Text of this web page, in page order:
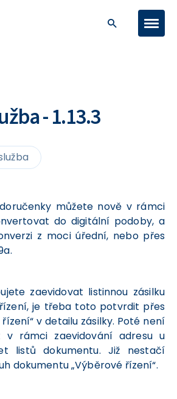
- 1.13.3
můžete nově v rámci
do digitální podoby, a
z moci úřední, nebo přes
zaevidovat listinnou zásilku
je třeba toto potvrdit přes
v detailu zásilky. Poté není
v rámci zaevidování adresu u
listů dokumentu. Již nestačí
dokumentu „Výběrové řízení“.